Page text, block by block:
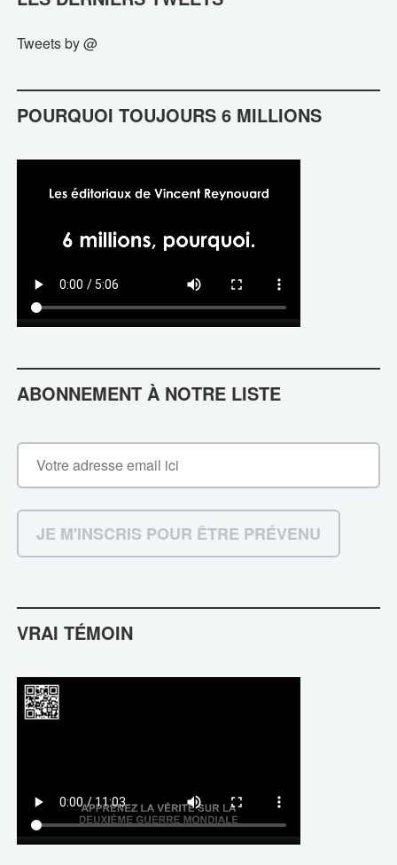
Tweets by @
POURQUOI TOUJOURS 6 MILLIONS
ABONNEMENT À NOTRE LISTE
VRAI TÉMOIN